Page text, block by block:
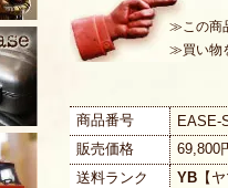
≫この商
≫買い物
商品番号
EASE-
販売価格
69,800
送料ランク
YB 【